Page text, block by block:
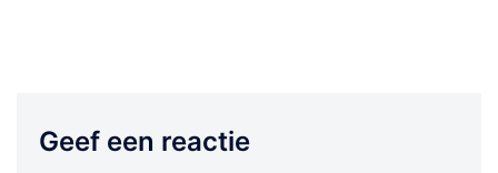
Geef een reactie